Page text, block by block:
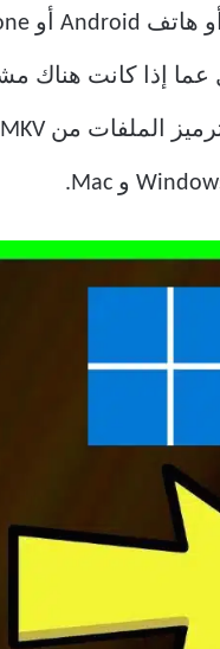
عما إذا كانت هناك